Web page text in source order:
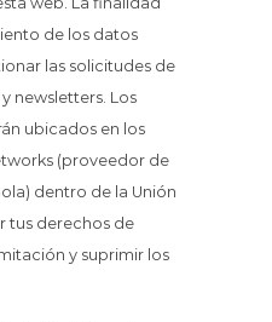
de los datos
las solicitudes de
newsletters. Los
ubicados en los
(proveedor de
dentro de la Unión
tus derechos de
y suprimir los